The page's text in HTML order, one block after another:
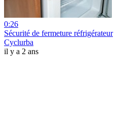
0:26
Sécurité de fermeture réfrigérateur
Cyclurba
il y a 2 ans